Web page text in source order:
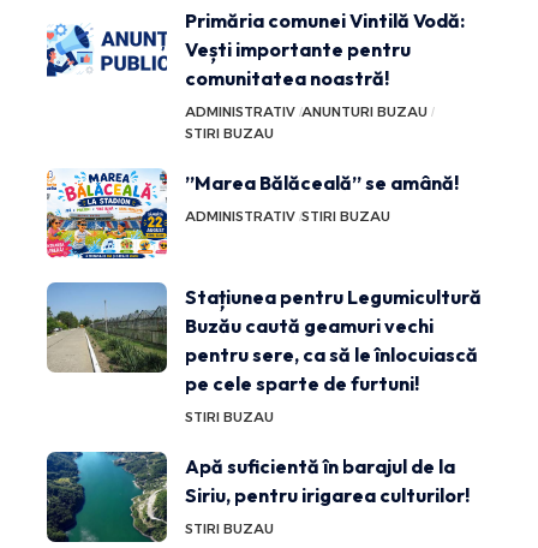
Primăria comunei Vintilă Vodă:
Vești importante pentru
comunitatea noastră!
ADMINISTRATIV ANUNTURI BUZAU
STIRI BUZAU
”Marea Bălăceală” se amână!
ADMINISTRATIV STIRI BUZAU
Stațiunea pentru Legumicultură
Buzău caută geamuri vechi
pentru sere, ca să le înlocuiască
pe cele sparte de furtuni!
STIRI BUZAU
Apă suficientă în barajul de la
Siriu, pentru irigarea culturilor!
STIRI BUZAU